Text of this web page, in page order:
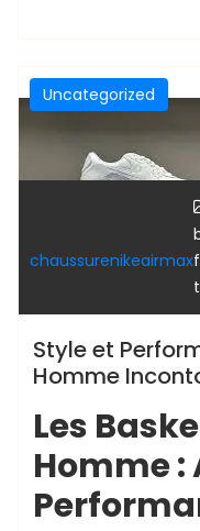
Uncategorized
chaussurenikeairmax
Style et
Homme
Les
Homme :